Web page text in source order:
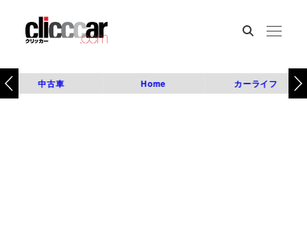
中古車 Home カーライフ